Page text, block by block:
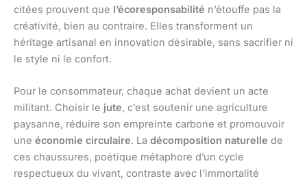
citées prouvent que l’écoresponsabilité n’étouffe pas la
créativité, bien au contraire. Elles transforment un
héritage artisanal en innovation désirable, sans sacrifier ni
le style ni le confort.
Pour le consommateur, chaque achat devient un acte
militant. Choisir le jute, c’est soutenir une agriculture
paysanne, réduire son empreinte carbone et promouvoir
une économie circulaire. La décomposition naturelle de
ces chaussures, poétique métaphore d’un cycle
respectueux du vivant, contraste avec l’immortalité